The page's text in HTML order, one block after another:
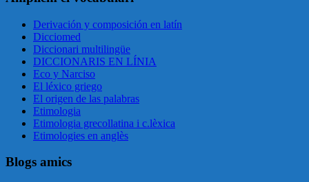
Derivación y composición en latín
Dicciomed
Diccionari multilingüe
DICCIONARIS EN LÍNIA
Eco y Narciso
El léxico griego
El origen de las palabras
Etimologia
Etimologia grecollatina i c.lèxica
Etimologies en anglès
Blogs amics